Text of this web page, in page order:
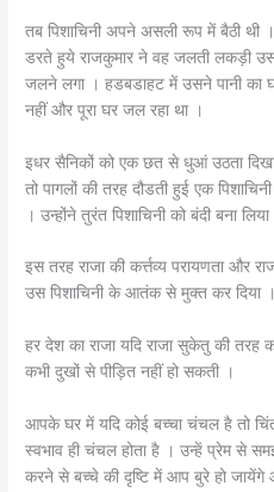
तब पिशाचिनी अपने असली रूप में बैठी
डरते हुये राजकुमार ने वह जलती लकड़ी
जलने लगा । हडबडाहट में उसने पानी का
नहीं और पूरा घर जल रहा था ।
इधर सैनिकों को एक छत से धुआं उठता
तो पागलों की तरह दौडती हुई एक
। उन्होंने तुरंत पिशाचिनी को बंदी बना लिया
इस तरह राजा की कर्त्तव्य परायणता और
उस पिशाचिनी के आतंक से मुक्त कर दिया ।
हर देश का राजा यदि राजा सुकेतु की तरह
कभी दुखों से पीड़ित नहीं हो सकती ।
आपके घर में यदि कोई बच्चा चंचल है तो
स्वभाव ही चंचल होता है । उन्हें प्रेम से
करने से बच्चे की दृष्टि में आप बुरे हो जायेंगे